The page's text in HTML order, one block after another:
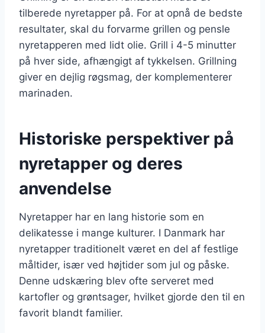
tilberede nyretapper på. For at opnå de bedste
resultater, skal du forvarme grillen og pensle
nyretapperen med lidt olie. Grill i 4-5 minutter
på hver side, afhængigt af tykkelsen. Grillning
giver en dejlig røgsmag, der komplementerer
marinaden.
Historiske perspektiver på
nyretapper og deres
anvendelse
Nyretapper har en lang historie som en
delikatesse i mange kulturer. I Danmark har
nyretapper traditionelt været en del af festlige
måltider, især ved højtider som jul og påske.
Denne udskæring blev ofte serveret med
kartofler og grøntsager, hvilket gjorde den til en
favorit blandt familier.